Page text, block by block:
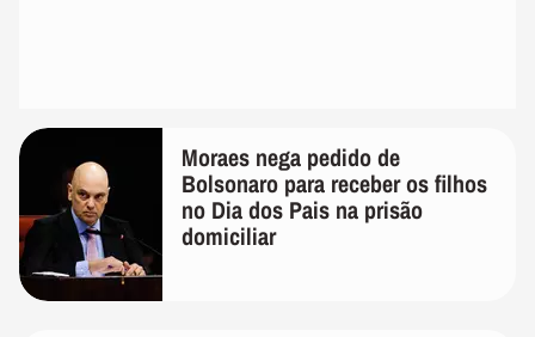
Moraes nega pedido de
Bolsonaro para receber os filhos
no Dia dos Pais na prisão
domiciliar